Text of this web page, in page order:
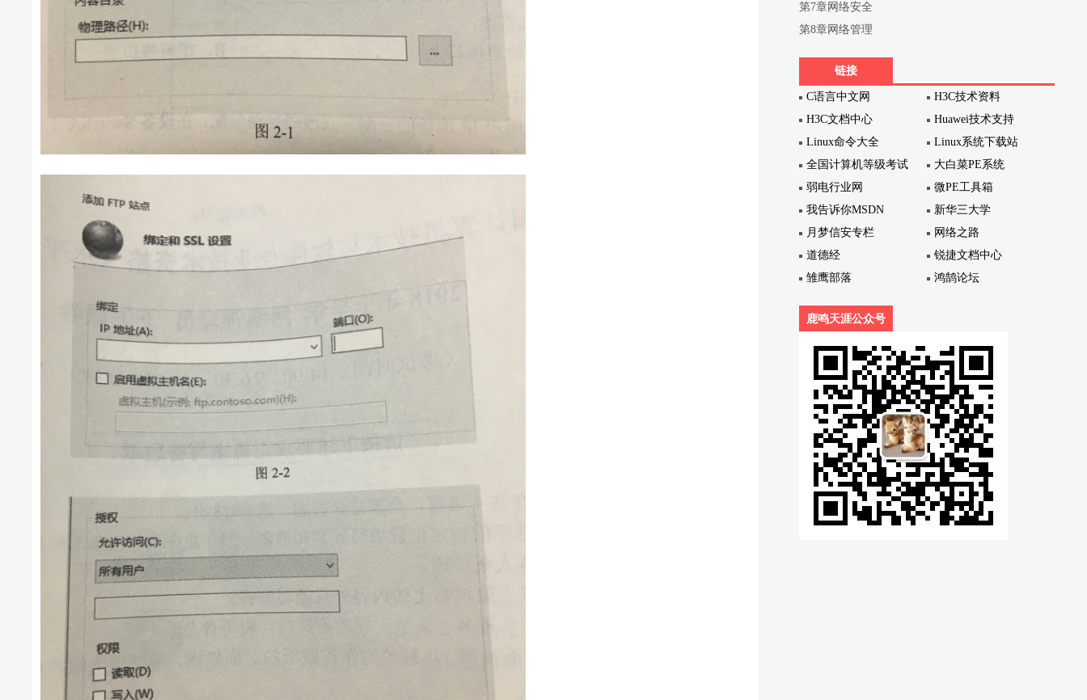
第7章网络安全
第8章网络管理
链接
C语言中文网
H3C技术资料
H3C文档中心
Huawei技术支持
Linux命令大全
Linux系统下载站
全国计算机等级考试
大白菜PE系统
弱电行业网
微PE工具箱
我告诉你MSDN
新华三大学
月梦信安专栏
网络之路
道德经
锐捷文档中心
雏鹰部落
鸿鹄论坛
鹿鸣天涯公众号